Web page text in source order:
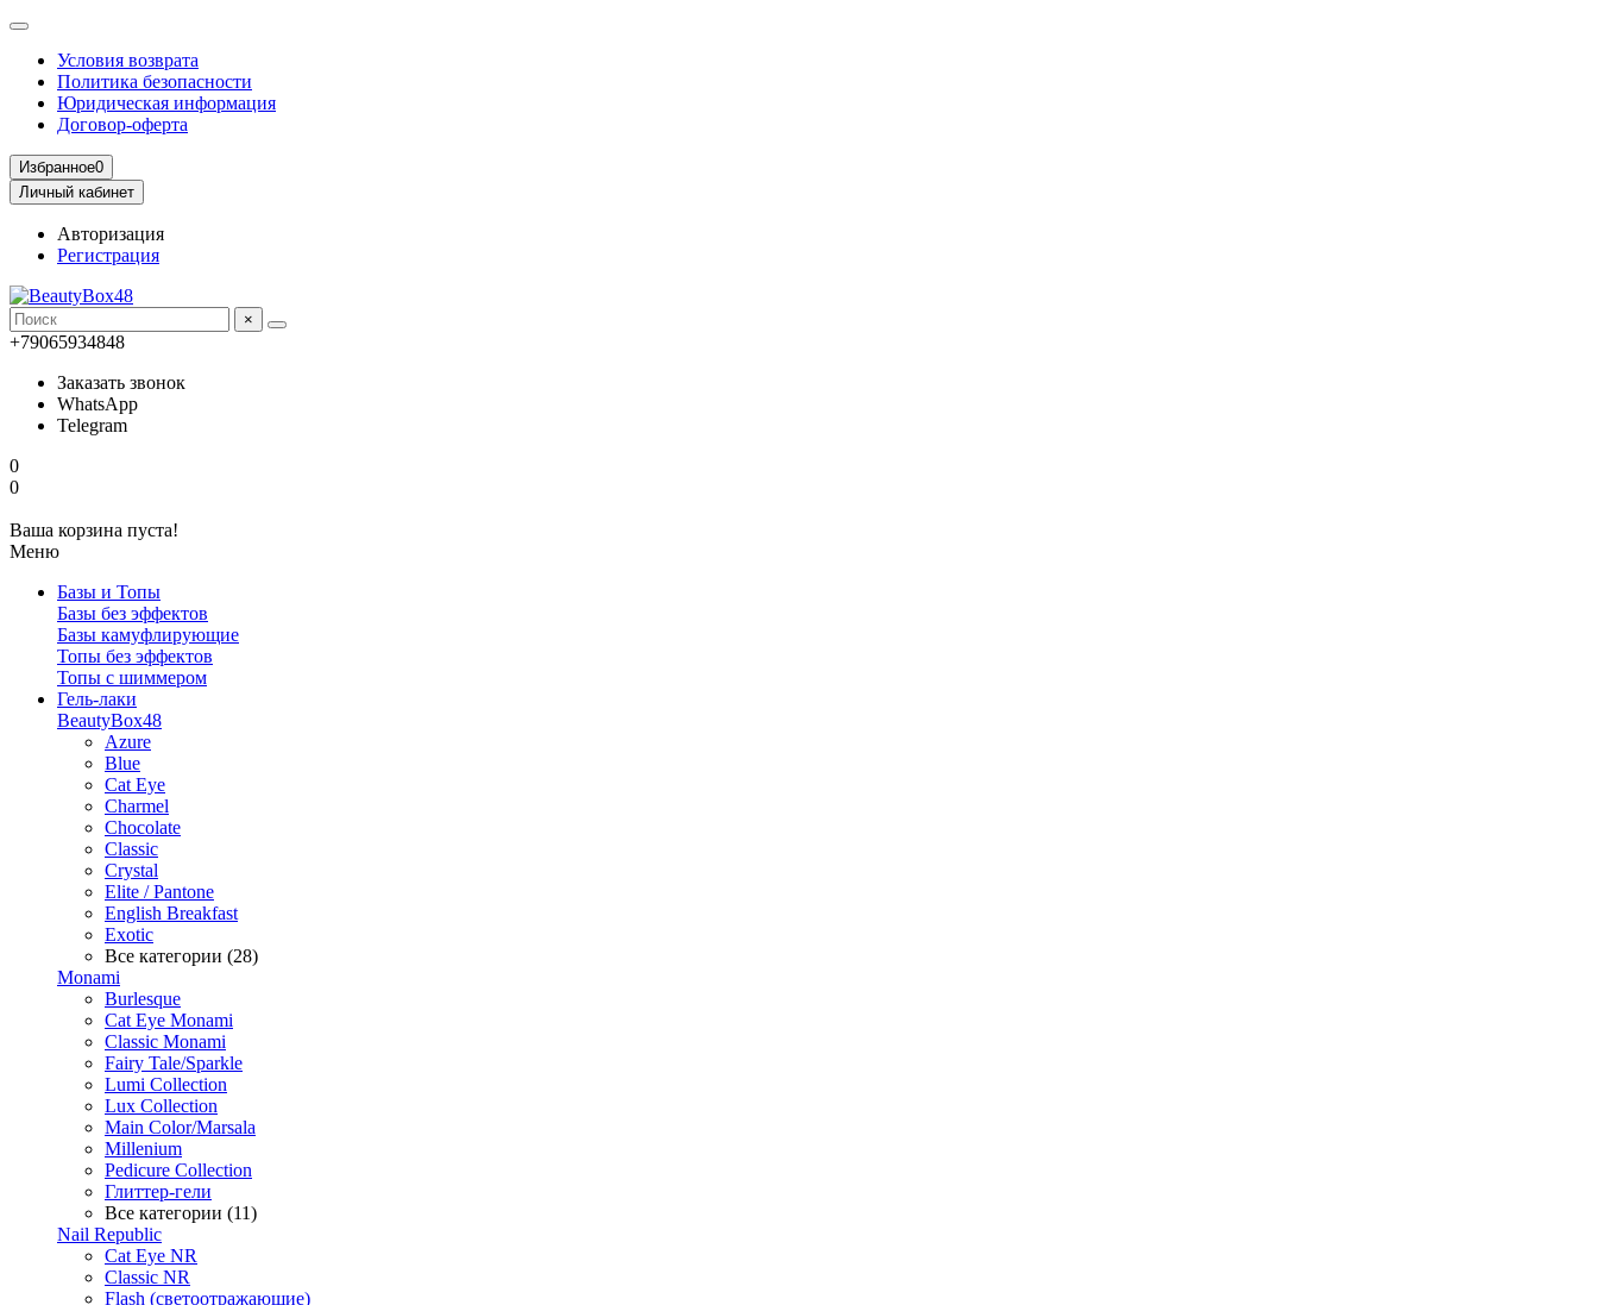
Условия возврата
Политика безопасности
Юридическая информация
Договор-оферта
Избранное0
Личный кабинет
Авторизация
Регистрация
×
+79065934848
Заказать звонок
WhatsApp
Telegram
0
0
Ваша корзина пуста!
Меню
Базы и Топы
Базы без эффектов
Базы камуфлирующие
Топы без эффектов
Топы с шиммером
Гель-лаки
BeautyBox48
Azure
Blue
Cat Eye
Charmel
Chocolate
Classic
Crystal
Elite / Pantone
English Breakfast
Exotic
Все категории (28)
Monami
Burlesque
Cat Eye Monami
Classic Monami
Fairy Tale/Sparkle
Lumi Collection
Lux Collection
Main Color/Marsala
Millenium
Pedicure Collection
Глиттер-гели
Все категории (11)
Nail Republic
Cat Eye NR
Classic NR
Flash (светоотражающие)